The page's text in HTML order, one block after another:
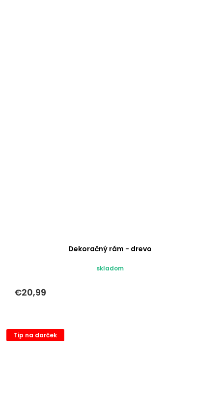
Dekoračný rám - drevo
skladom
€20,99
Tip na darček